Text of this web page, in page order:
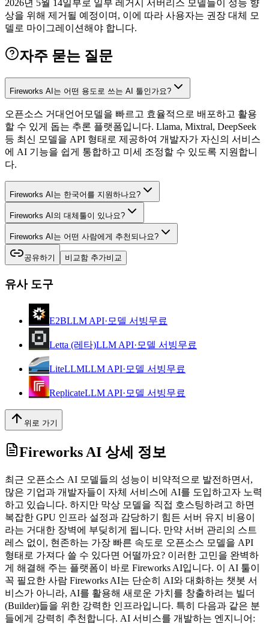
2026년 5월 14일부로 일부 레거시 서버리스 모델들이 성능 향
상을 위해 제거될 예정이며, 이에 따라 사용자는 권장 대체 모
델로 마이그레이션해야 합니다.
자주 묻는 질문
Fireworks AI는 어떤 용도로 쓰는 AI 툴인가요?
오픈소스 거대언어모델을 빠르고 효율적으로 배포하고 활용
할 수 있게 돕는 추론 플랫폼입니다. Llama, Mixtral, DeepSeek
등 최신 모델을 API 형태로 제공하여 개발자가 자신의 서비스
에 AI 기능을 쉽게 통합하고 미세 조정할 수 있도록 지원합니
다.
Fireworks AI는 한국어를 지원하나요?
Fireworks AI의 대체툴이 있나요?
Fireworks AI는 어떤 사람에게 추천되나요?
공유하기 비교함 추가비교
유사 도구
E2BLLM API·모델 서빙무료
Letta (레타)LLM API·모델 서빙무료
LiteLLMLLM API·모델 서빙무료
ReplicateLLM API·모델 서빙무료
위로 가기
Fireworks AI 상세 정보
최근 오픈소스 AI 모델들의 성능이 비약적으로 발전하면서,
많은 기업과 개발자들이 자체 서비스에 AI를 도입하고자 노력
하고 있습니다. 하지만 막상 모델을 직접 호스팅하려고 하면
복잡한 GPU 인프라 설정과 감당하기 힘든 서버 유지 비용이
라는 거대한 장벽에 부딪히게 됩니다. 만약 서버 관리의 스트
레스 없이, 현존하는 가장 빠른 속도로 오픈소스 모델을 API
형태로 가져다 쓸 수 있다면 어떨까요? 이러한 고민을 완벽하
게 해결해 주는 플랫폼이 바로 Fireworks AI입니다. 이 AI 툴이
꼭 필요한 사람 Fireworks AI는 단순히 AI와 대화하는 챗봇 서
비스가 아니라, AI를 활용해 새로운 가치를 창출하려는 빌더
(Builder)들을 위한 강력한 인프라입니다. 특히 다음과 같은 분
들에게 강력히 추천합니다. AI 서비스를 개발하는 엔지니어: